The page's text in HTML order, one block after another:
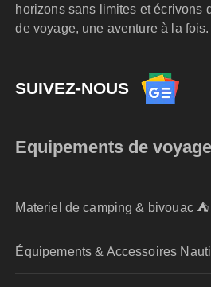
horizons sans limites et écrivons
de voyage, une aventure à la fois.
SUIVEZ-NOUS
Equipements de voyage
Materiel de camping & bivouac ⛺
Équipements & Accessoires